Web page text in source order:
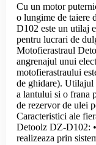
Cu un motor
o lungime de taiere
D102 este un utilaj
pentru lucrari de
Motofierastraul
angrenajul unui
motofierastraului
de ghidare). Utilajul
a lantului si o frana
de rezervor de ulei
Caracteristici ale
Detoolz DZ-D102:
realizeaza prin